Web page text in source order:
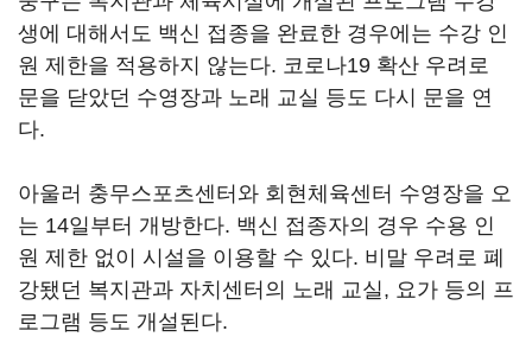
생에 대해서도 백신 접종을 완료한 경우에는 수강 인
원 제한을 적용하지 않는다. 코로나19 확산 우려로
문을 닫았던 수영장과 노래 교실 등도 다시 문을 연
다.
아울러 충무스포츠센터와 회현체육센터 수영장을 오
는 14일부터 개방한다. 백신 접종자의 경우 수용 인
원 제한 없이 시설을 이용할 수 있다. 비말 우려로 폐
강됐던 복지관과 자치센터의 노래 교실, 요가 등의 프
로그램 등도 개설된다.